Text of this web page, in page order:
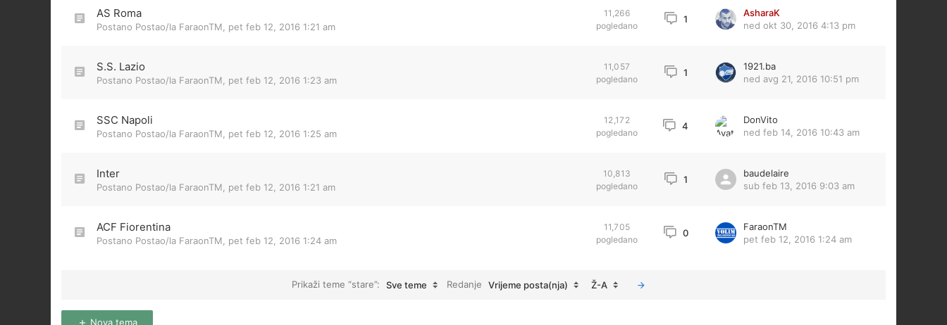
AS Roma
Postano Postao/la FaraonTM pet feb 12, 2016 1:21 am
11,266
pogledano
1
AsharaK
ned okt 30, 2016 4:13 pm
S.S. Lazio
Postano Postao/la FaraonTM pet feb 12, 2016 1:23 am
11,057
pogledano
1
1921.ba
ned avg 21, 2016 10:51 pm
SSC Napoli
Postano Postao/la FaraonTM pet feb 12, 2016 1:25 am
12,172
pogledano
4
DonVito
ned feb 14, 2016 10:43 am
Inter
Postano Postao/la FaraonTM pet feb 12, 2016 1:21 am
10,813
pogledano
1
baudelaire
sub feb 13, 2016 9:03 am
ACF Fiorentina
Postano Postao/la FaraonTM pet feb 12, 2016 1:24 am
11,705
pogledano
0
FaraonTM
pet feb 12, 2016 1:24 am
Prikaži teme “stare”: Sve teme Redanje Vrijeme posta(nja) Ž-A
Nova tema